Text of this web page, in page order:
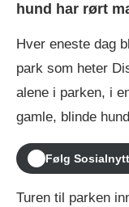
hund har rørt
Hver eneste dag
park som heter
alene i parken, i
gamle, blinde
Følg
Turen til parken